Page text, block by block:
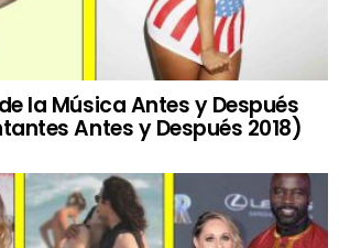
la Música Antes y Después
Antes y Después 2018)